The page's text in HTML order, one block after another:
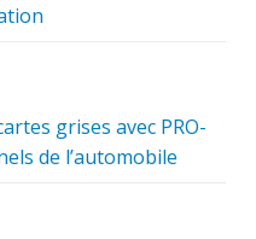
grises avec PRO-
de l’automobile